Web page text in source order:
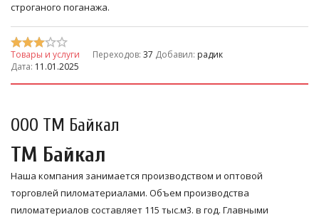
строганого поганажа.
Товары и услуги Переходов: 37 Добавил: радик
Дата: 11.01.2025
ООО ТМ Байкал
ТМ Байкал
Наша компания занимается производством и оптовой
торговлей пиломатериалами. Объем производства
пиломатериалов составляет 115 тыс.м3. в год. Главными